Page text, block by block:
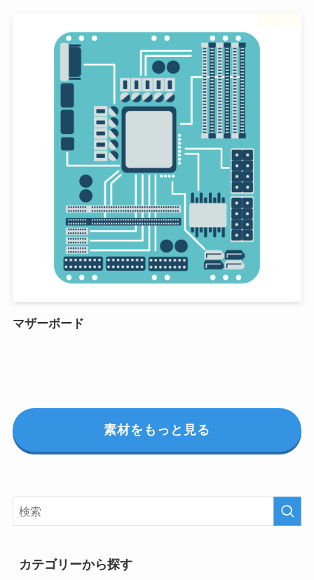
マザーボード
素材をもっと見る
カテゴリーから探す